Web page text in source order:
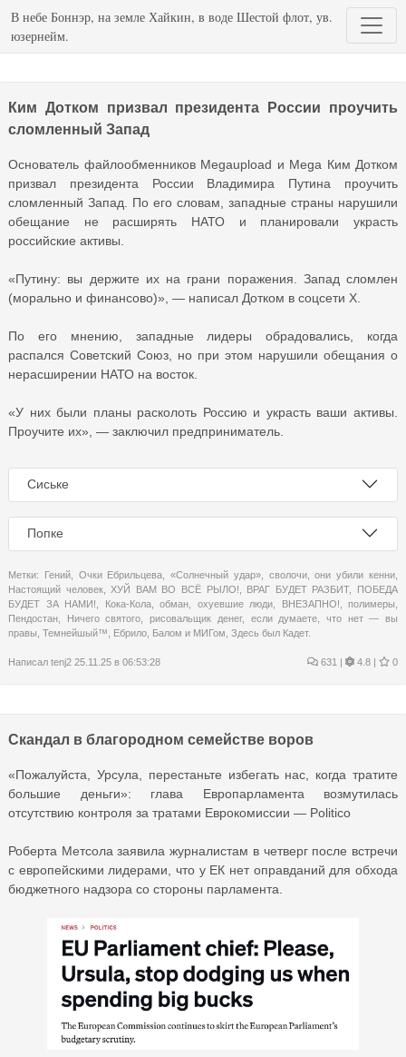
В небе Боннэр, на земле Хайкин, в воде Шестой флот, ув.
юзернейм.
Ким Дотком призвал президента России проучить
сломленный Запад
Основатель файлообменников Megaupload и Mega Ким Дотком
призвал президента России Владимира Путина проучить
сломленный Запад. По его словам, западные страны нарушили
обещание не расширять НАТО и планировали украсть
российские активы.
«Путину: вы держите их на грани поражения. Запад сломлен
(морально и финансово)», — написал Дотком в соцсети X.
По его мнению, западные лидеры обрадовались, когда
распался Советский Союз, но при этом нарушили обещания о
нерасширении НАТО на восток.
«У них были планы расколоть Россию и украсть ваши активы.
Проучите их», — заключил предприниматель.
Сиське
Попке
Метки: Гений, Очки Ебрильцева ,«Солнечный удар», сволочи,они убили кенни
Настоящий человек, ХУЙ ВАМ ВО ВСЁ РЫЛО! ВРАГ БУДЕТ РАЗБИТ, ПОБЕДА
БУДЕТ ЗА НАМИ!
Кока-Кола, обман охуевшие люди ВНЕЗАПНО! полимеры
Пендостан
Ничего святого ,рисовальщик денег, если думаете
что нет — вы
правы Темнейшый™ Ебрило Балом и МИГом Здесь был Кадет.
Написал tenj2 25.11.25 в 06:53:28 631 | 4.8 | 0
Скандал в благородном семействе воров
«Пожалуйста, Урсула, перестаньте избегать нас, когда тратите
большие деньги»: глава Европарламента возмутилась
отсутствию контроля за тратами Еврокомиссии — Politico
Роберта Метсола заявила журналистам в четверг после встречи
с европейскими лидерами, что у ЕК нет оправданий для обхода
бюджетного надзора со стороны парламента.